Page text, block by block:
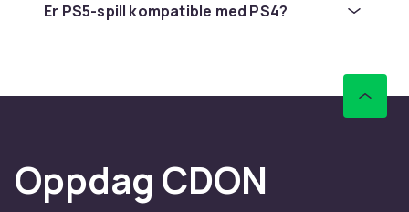
Tenk på sjanger, solo- eller flerspillerinnhold
Har du ikke PS5 ennå? Se PlayStation 5-
konsoller.
Er PS5-spill kompatible med PS4?
Oppdag CDON